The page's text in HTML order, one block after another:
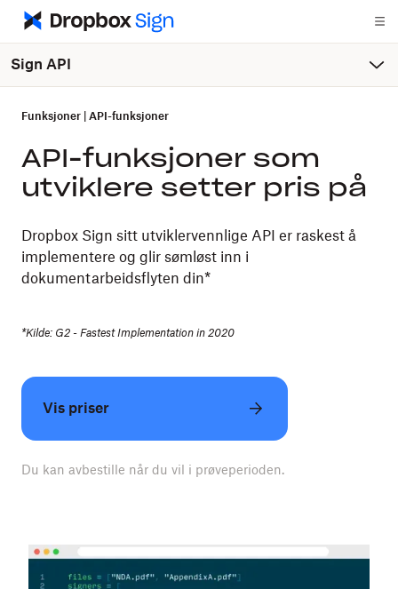
Sign API
Funksjoner API-funksjoner
API-funksjoner som
utviklere setter pris på
Dropbox Sign sitt utviklervennlige API er raskest å
implementere og glir sømløst inn i
dokumentarbeidsflyten din*
*Kilde: G2 - Fastest Implementation in 2020
Vis priser
Du kan avbestille når du vil i prøveperioden.